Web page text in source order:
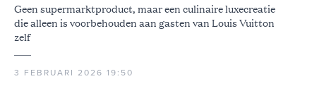
Geen supermarktproduct, maar een culinaire luxecreatie
die alleen is voorbehouden aan gasten van Louis Vuitton
zelf
3 FEBRUARI 2026 19:50